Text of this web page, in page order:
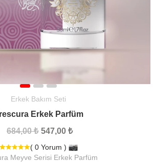
Erkek Bakım Seti
Erkek Parfüm
684,00 ₺ 547,00 ₺
( 0 Yorum )
Meyve Serisi Erkek Parfüm